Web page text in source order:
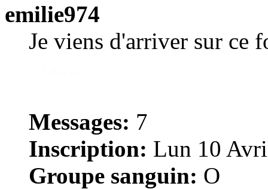
emilie974
Je viens d'arriver sur ce
Messages: 7
Inscription: Lun 10
Groupe sanguin: O